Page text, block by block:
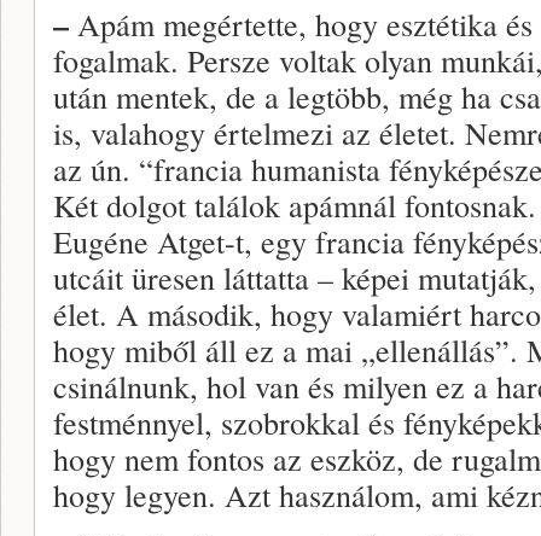
– Apám megértette, hogy esztétika
fogalmak. Persze voltak olyan
után mentek, de a legtöbb, még ha
is, valahogy értelmezi az életet.
az ún. “francia humanista
Két dolgot találok apámnál
Eugéne Atget-t, egy francia
utcáit üresen láttatta – képei
élet. A második, hogy valamiért
hogy miből áll ez a mai „ellenállás”.
csinálnunk, hol van és milyen ez a
festménnyel, szobrokkal és
hogy nem fontos az eszköz, de
hogy legyen. Azt használom, ami